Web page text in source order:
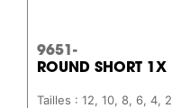
9651-
ROUND SHORT 1X
Tailles : 12, 10, 8, 6, 4, 2